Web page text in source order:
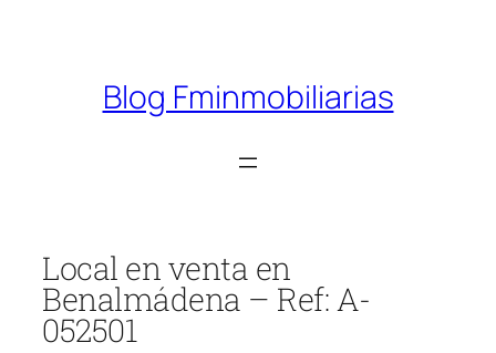
Blog Fminmobiliarias
Local en venta en
Benalmádena – Ref: A-
052501